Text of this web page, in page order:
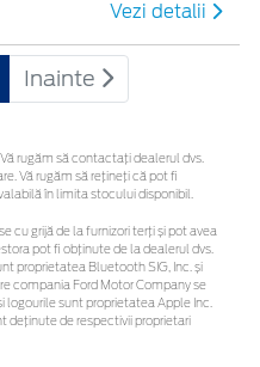
Vezi detalii
Inainte
rugăm să contactaţi dealerul dvs.
Vă rugăm să rețineți că pot fi
în limita stocului disponibil.
cu grijă de la furnizori terți și pot avea
pot fi obținute de la dealerul dvs.
proprietatea Bluetooth SIG, Inc. și
compania Ford Motor Company se
logourile sunt proprietatea Apple Inc.
deținute de respectivii proprietari